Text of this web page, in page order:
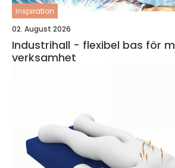
inspiration
02. August 2026
Industrihall - flexibel bas för
verksamhet